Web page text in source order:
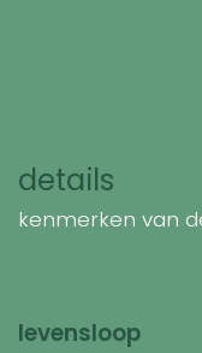
details
kenmerken van
levensloop